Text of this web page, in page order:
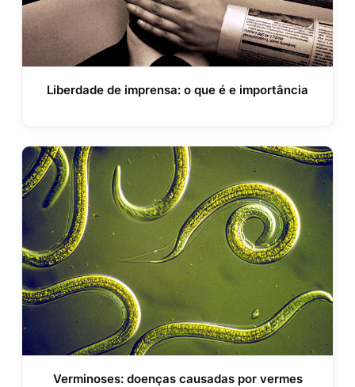
Liberdade de imprensa: o que é e importância
Verminoses: doenças causadas por vermes